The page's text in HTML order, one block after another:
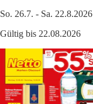
So. 26.7. - Sa. 22.8.2026
Gültig bis 22.08.2026